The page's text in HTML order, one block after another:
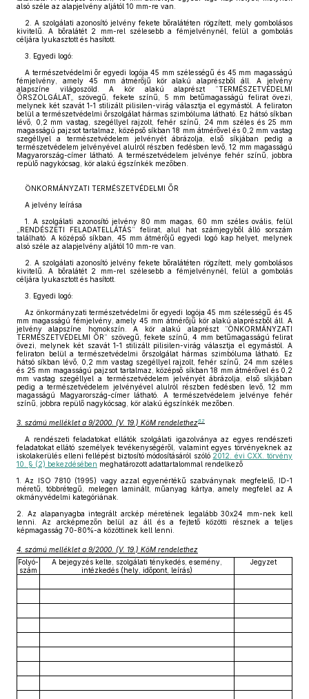
alsó széle az alapjelvény aljától 10 mm-re van.
2. A szolgálati azonosító jelvény fekete bőralátéten rögzített, mely gombolásos
kivitelű. A bőralátét 2 mm-rel szélesebb a fémjelvénynél, felül a gombolás
céljára lyukasztott és hasított.
3. Egyedi logó:
A természetvédelmi őr egyedi logója 45 mm szélességű és 45 mm magasságú
fémjelvény, amely 45 mm átmérőjű kör alakú alaprészből áll. A jelvény
alapszíne világoszöld. A kör alakú alaprészt ”TERMÉSZETVÉDELMI
ŐRSZOLGÁLAT„ szövegű, fekete színű, 5 mm betűmagasságú felirat övezi,
melynek két szavát 1-1 stilizált pilisilen-virág választja el egymástól. A feliraton
belül a természetvédelmi őrszolgálat hármas szimbóluma látható. Ez hátsó síkban
lévő, 0,2 mm vastag, szegéllyel rajzolt, fehér színű, 24 mm széles és 25 mm
magasságú pajzsot tartalmaz, középső síkban 18 mm átmérővel és 0,2 mm vastag
szegéllyel a természetvédelem jelvényét ábrázolja, első síkjában pedig a
természetvédelem jelvényével alulról részben fedésben levő, 12 mm magasságú
Magyarország-címer látható. A természetvédelem jelvénye fehér színű, jobbra
repülő nagykócsag, kör alakú égszínkék mezőben.
ÖNKORMÁNYZATI TERMÉSZETVÉDELMI ŐR
A jelvény leírása
1. A szolgálati azonosító jelvény 80 mm magas, 60 mm széles ovális, felül
„RENDÉSZETI FELADATELLÁTÁS” felirat, alul hat számjegyből álló sorszám
található. A középső síkban, 45 mm átmérőjű egyedi logó kap helyet, melynek
alsó széle az alapjelvény aljától 10 mm-re van.
2. A szolgálati azonosító jelvény fekete bőralátéten rögzített, mely gombolásos
kivitelű. A bőralátét 2 mm-rel szélesebb a fémjelvénynél, felül a gombolás
céljára lyukasztott és hasított.
3. Egyedi logó:
Az önkormányzati természetvédelmi őr egyedi logója 45 mm szélességű és 45
mm magasságú fémjelvény, amely 45 mm átmérőjű kör alakú alaprészből áll. A
jelvény alapszíne homokszín. A kör alakú alaprészt ”ÖNKORMÁNYZATI
TERMÉSZETVÉDELMI ŐR” szövegű, fekete színű, 4 mm betűmagasságú felirat
övezi, melynek két szavát 1-1 stilizált pilisilen-virág választja el egymástól. A
feliraton belül a természetvédelmi őrszolgálat hármas szimbóluma látható. Ez
hátsó síkban lévő, 0,2 mm vastag szegéllyel rajzolt, fehér színű, 24 mm széles
és 25 mm magasságú pajzsot tartalmaz, középső síkban 18 mm átmérővel és 0,2
mm vastag szegéllyel a természetvédelem jelvényét ábrázolja, első síkjában
pedig a természetvédelem jelvényével alulról részben fedésben levő, 12 mm
magasságú Magyarország-címer látható. A természetvédelem jelvénye fehér
színű, jobbra repülő nagykócsag, kör alakú égszínkék mezőben.
3. számú melléklet a 9/2000. (V. 19.) KöM rendelethez62
A rendészeti feladatokat ellátók szolgálati igazolványa az egyes rendészeti
feladatokat ellátó személyek tevékenységéről, valamint egyes törvényeknek az
iskolakerülés elleni fellépést biztosító módosításáról szóló 2012. évi CXX. törvény
10. § (2) bekezdésében meghatározott adattartalommal rendelkező
1.
Az ISO 7810 (1995) vagy azzal egyenértékű szabványnak megfelelő, ID-1
méretű, többrétegű, melegen laminált, műanyag kártya, amely megfelel az A
okmányvédelmi kategóriának.
2.
Az alapanyagba integrált arckép méretének legalább 30x24 mm-nek kell
lenni. Az arcképmezőn belül az áll és a fejtető közötti résznek a teljes
képmagasság 70-80%-a közöttinek kell lenni.
4. számú melléklet a 9/2000. (V. 19.) KöM rendelethez
Folyó-
szám
A bejegyzés kelte, szolgálati ténykedés, esemény,
intézkedés (hely, időpont, leírás)
Jegyzet